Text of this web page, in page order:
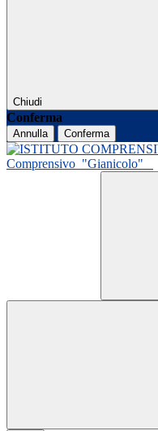
Chiudi
Conferma
Annulla Conferma
Comprensivo "Gianicolo"